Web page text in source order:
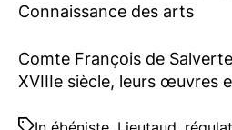
Connaissance des arts
Comte François de
XVIIIe siècle, leurs œuvres